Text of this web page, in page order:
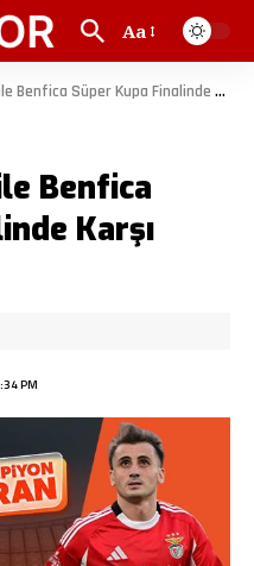
Aa
Süper Kupa Finalinde Karşı Karşıya
Benfica
Karşı
PM